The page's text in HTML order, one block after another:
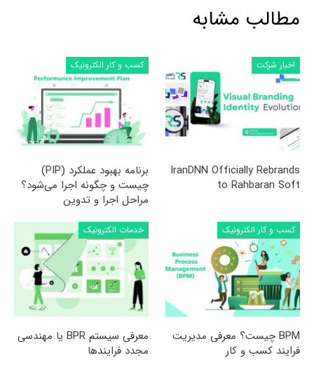
مطالب مشابه
اخبار شرکت
IranDNN Officially Rebrands
to Rahbaran Soft
کسب و کار الکترونیک
برنامه بهبود عملکرد (PIP)
چیست و چگونه اجرا می‌شود؟
مراحل اجرا و تدوین
کسب و کار الکترونیک
BPM چیست؟ معرفی مدیریت
فرایند کسب و کار
خدمات الکترونیک
معرفی سیستم BPR یا مهندسی
مجدد فرایندها